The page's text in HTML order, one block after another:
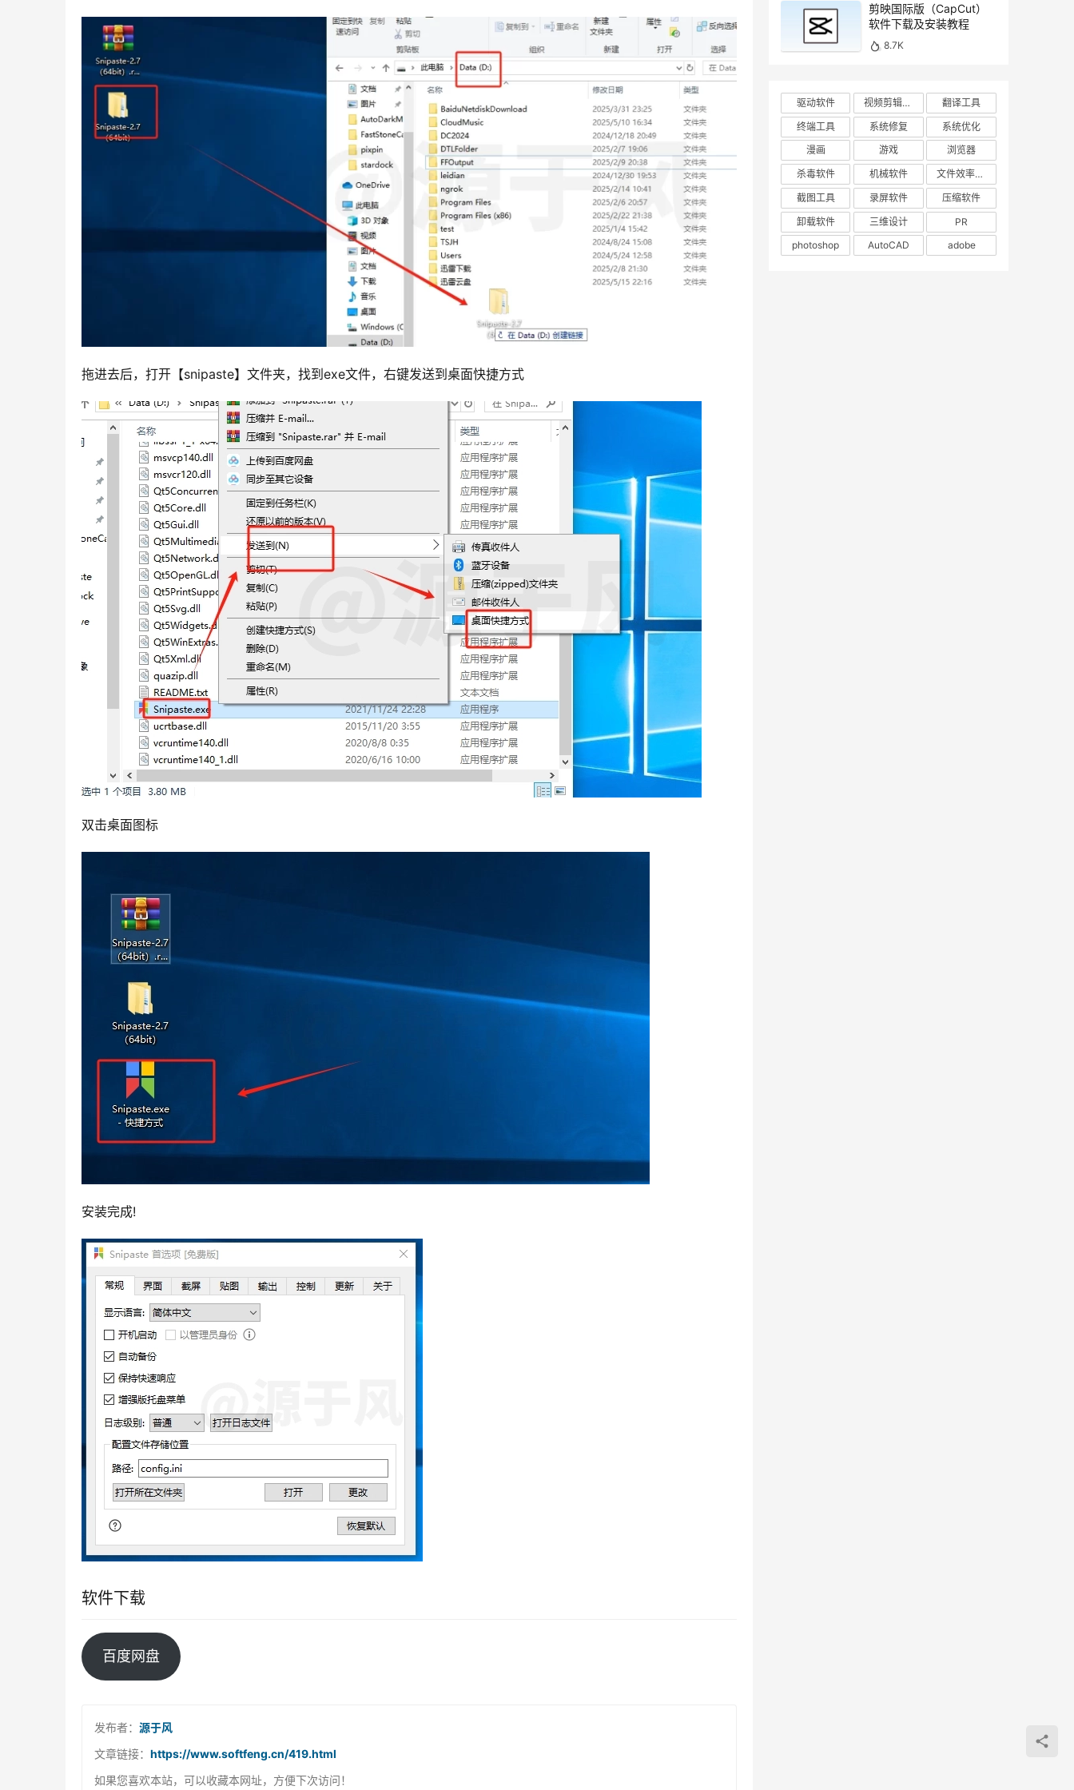
拖进去后，打开【snipaste】文件夹，找到exe文件，右键发送到桌面快捷方式
双击桌面图标
安装完成!
软件下载
百度网盘
发布者： 源于风
文章链接： https://www.softfeng.cn/419.html
如果您喜欢本站，可以收藏本网址，方便下次访问！
剪映国际版（CapCut）
软件下载及安装教程
8.7K
驱动软件 视频剪辑工具
翻译工具
终端工具
系统修复
系统优化
漫画
游戏
浏览器
杀毒软件
机械软件
文件效率工具
截图工具
录屏软件
压缩软件
卸载软件
三维设计
PR
photoshop
AutoCAD adobe